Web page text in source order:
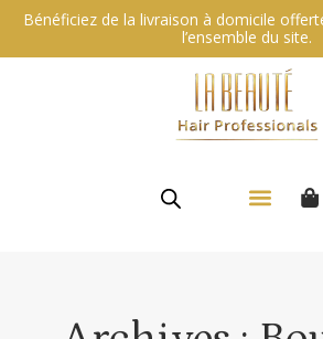
Aller
Bénéficiez de la livraison à domicile
l’ensemble du site.